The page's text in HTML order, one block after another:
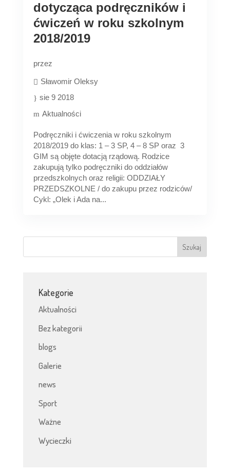
dotycząca podręczników i
ćwiczeń w roku szkolnym
2018/2019
przez
Sławomir Oleksy
sie 9 2018
Aktualności
Podręczniki i ćwiczenia w roku szkolnym
2018/2019 do klas: 1 – 3 SP, 4 – 8 SP oraz 3
GIM są objęte dotacją rządową. Rodzice
zakupują tylko podręczniki do oddziałów
przedszkolnych oraz religii: ODDZIAŁY
PRZEDSZKOLNE / do zakupu przez rodziców/
Cykl: „Olek i Ada na...
Kategorie
Aktualności
Bez kategorii
blogs
Galerie
news
Sport
Ważne
Wycieczki